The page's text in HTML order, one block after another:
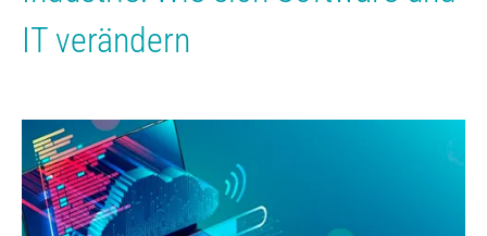
IT verändern